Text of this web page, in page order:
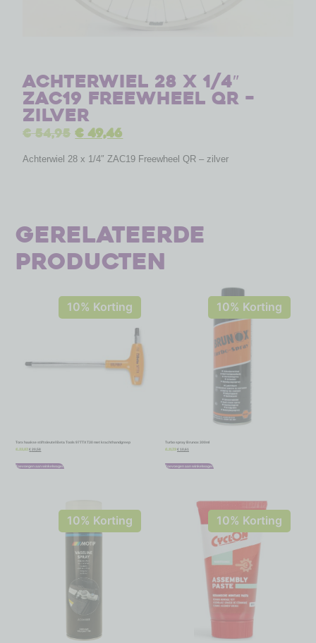
Achterwiel 28 x 1/4″
ZAC19 Freewheel QR –
zilver
€54,95 €49,46
Achterwiel 28 x 1/4″ ZAC19 Freewheel QR – zilver
Gerelateerde
producten
10% Korting
Torx haakse stiftsleutel Beta Tools 97TTX T30 met krachthandgreep
€22,87 € 20,58
Toevoegen aan winkelwagen
10% Korting
Turbo spray Brunox 300ml
€ 11,79 € 10,61
Toevoegen aan winkelwagen
10% Korting 10% Korting